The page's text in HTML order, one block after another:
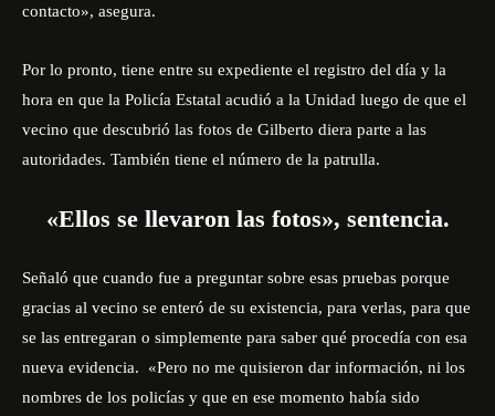
contacto», asegura.
Por lo pronto, tiene entre su expediente el registro del día y la
hora en que la Policía Estatal acudió a la Unidad luego de que el
vecino que descubrió las fotos de Gilberto diera parte a las
autoridades. También tiene el número de la patrulla.
«Ellos se llevaron las fotos», sentencia.
Señaló que cuando fue a preguntar sobre esas pruebas porque
gracias al vecino se enteró de su existencia, para verlas, para que
se las entregaran o simplemente para saber qué procedía con esa
nueva evidencia. «Pero no me quisieron dar información, ni los
nombres de los policías y que en ese momento había sido